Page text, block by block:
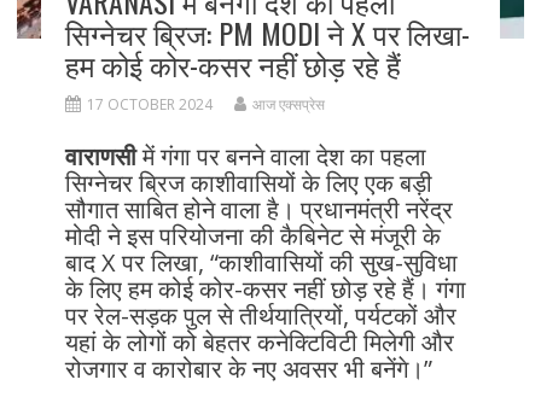
सिग्नेचर ब्रिज: PM MODI ने X पर लिखा-
हम कोई कोर-कसर नहीं छोड़ रहे हैं
17 OCTOBER 2024 आज एक्सप्रेस
वाराणसीमें गंगा पर बनने वाला देश का पहला
सिग्नेचर ब्रिज काशीवासियों के लिए एक बड़ी
सौगात साबित होने वाला है। प्रधानमंत्री नरेंद्र
मोदी ने इस परियोजना की कैबिनेट से मंजूरी के
बाद X पर लिखा, “काशीवासियों की सुख-सुविधा
के लिए हम कोई कोर-कसर नहीं छोड़ रहे हैं। गंगा
पर रेल-सड़क पुल से तीर्थयात्रियों, पर्यटकों और
यहां के लोगों को बेहतर कनेक्टिविटी मिलेगी और
रोजगार व कारोबार के नए अवसर भी बनेंगे।”